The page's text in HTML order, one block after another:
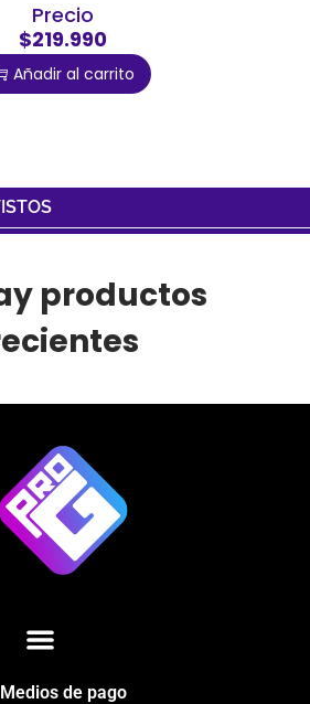
Precio
$219.990
Añadir al carrito
productos
Medios de pago